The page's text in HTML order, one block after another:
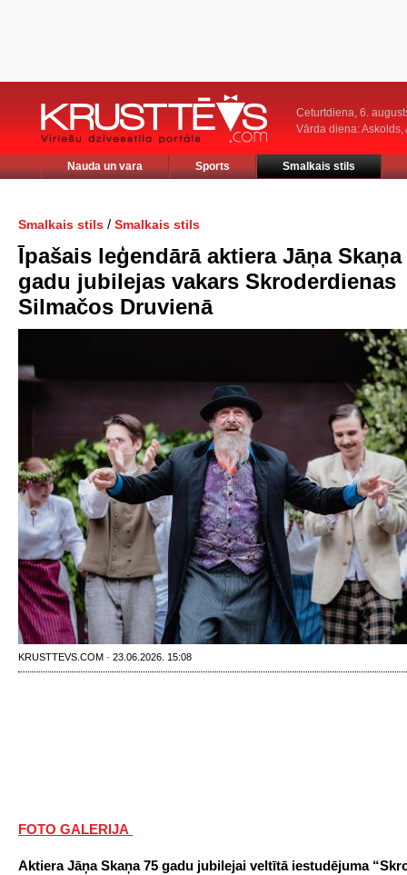
Ceturtdiena, 6.
Vārda diena: Askolds,
Nauda un vara Sports Smalkais stils
Smalkais stils / Smalkais stils
Īpašais leģendārā aktiera Jāņa Skaņa
gadu jubilejas vakars Skroderdienas
Silmačos Druvienā
KRUSTTEVS.COM · 23.06.2026. 15:08
FOTO GALERIJA
Aktiera Jāņa Skaņa 75 gadu jubilejai veltītā iestudējuma